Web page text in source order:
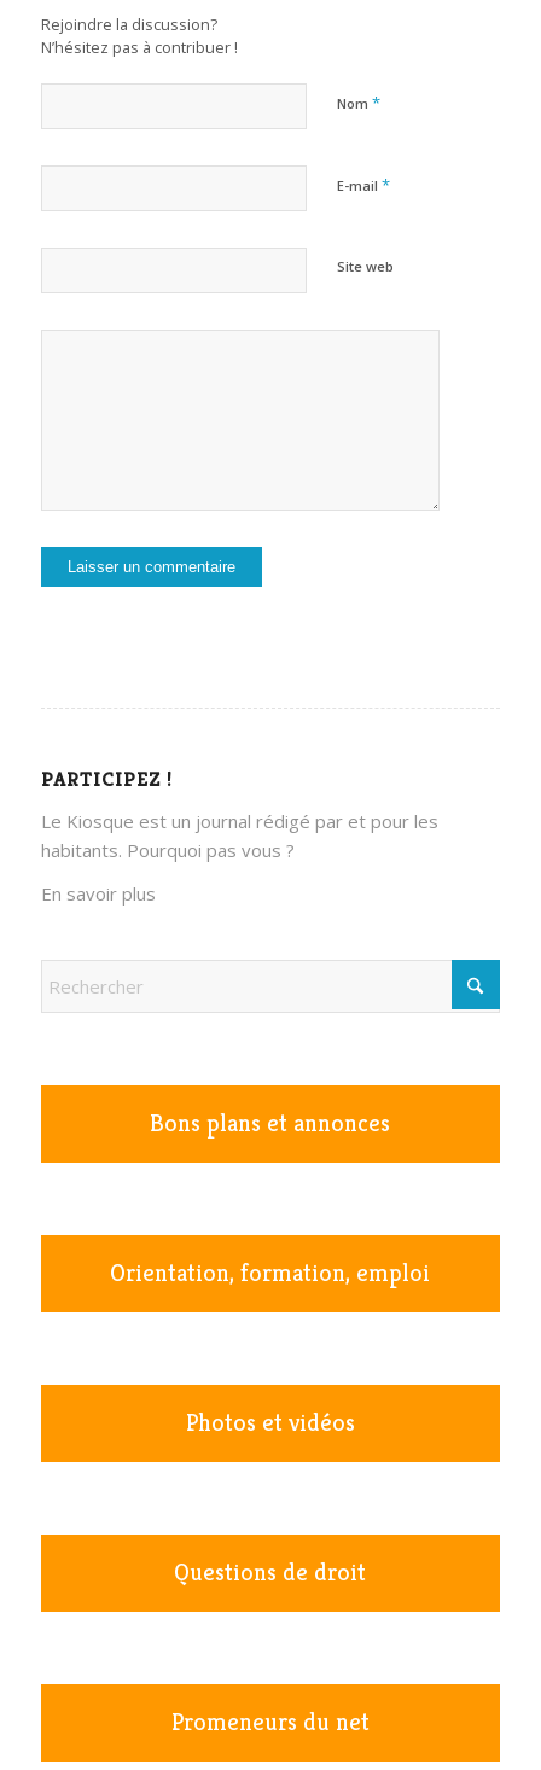
Rejoindre la discussion?
N’hésitez pas à contribuer !
Nom *
E-mail *
Site web
PARTICIPEZ !
Le Kiosque est un journal rédigé par et pour les
habitants. Pourquoi pas vous ?
En savoir plus
Bons plans et annonces
Orientation, formation, emploi
Photos et vidéos
Questions de droit
Promeneurs du net